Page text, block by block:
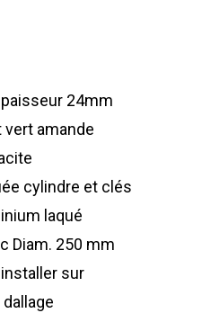
24mm
vert amande
cylindre et clés
laqué
Diam. 250 mm
sur